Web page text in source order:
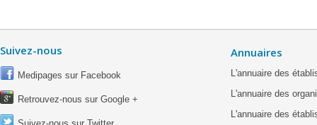
Suivez-nous
Medipages sur Facebook
Retrouvez-nous sur Google +
Annuaires
L'annuaire des
L'annuaire des
L'annuaire des